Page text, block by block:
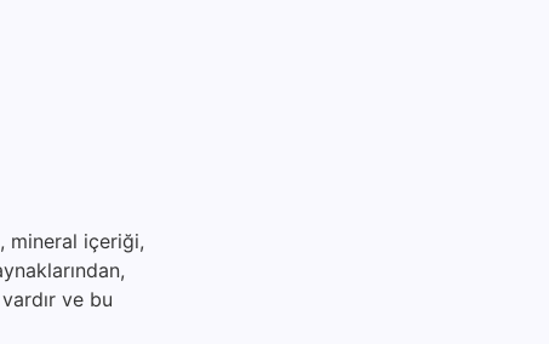
mineral içeriği,
ve bu